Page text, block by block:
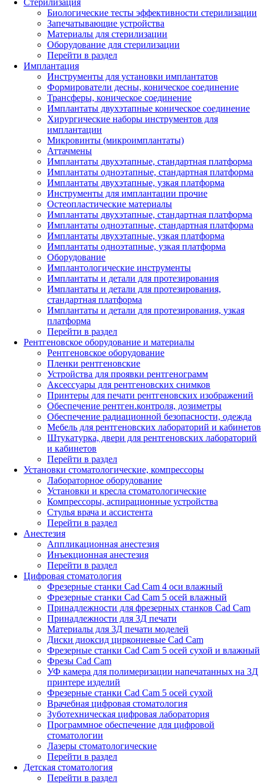
Стерилизация
Биологические тесты эффективности стерилизации
Запечатывающие устройства
Материалы для стерилизации
Оборудование для стерилизации
Перейти в раздел
Имплантация
Инструменты для установки имплантатов
Формирователи десны, коническое соединение
Трансферы, коническое соединение
Имплантаты двухэтапные коническое соединение
Хирургические наборы инструментов для
имплантации
Микровинты (микроимплантаты)
Аттачмены
Имплантаты двухэтапные, стандартная платформа
Имплантаты одноэтапные, стандартная платформа
Имплантаты двухэтапные, узкая платформа
Инструменты для имплантации прочие
Остеопластические материалы
Имплантаты двухэтапные, стандартная платформа
Имплантаты одноэтапные, стандартная платформа
Имплантаты двухэтапные, узкая платформа
Имплантаты одноэтапные, узкая платформа
Оборудование
Имплантологические инструменты
Имплантаты и детали для протезирования
Имплантаты и детали для протезирования,
стандартная платформа
Имплантаты и детали для протезирования, узкая
платформа
Перейти в раздел
Рентгеновское оборудование и материалы
Рентгеновское оборудование
Пленки рентгеновские
Устройства для проявки рентгенограмм
Аксессуары для рентгеновских снимков
Принтеры для печати рентгеновских изображений
Обеспечение рентген.контроля, дозиметры
Обеспечение радиационной безопасности, одежда
Мебель для рентгеновских лабораторий и кабинетов
Штукатурка, двери для рентгеновских лабораторий
и кабинетов
Перейти в раздел
Установки стоматологические, компрессоры
Лабораторное оборудование
Установки и кресла стоматологические
Компрессоры, аспирационные устройства
Стулья врача и ассистента
Перейти в раздел
Анестезия
Аппликационная анестезия
Инъекционная анестезия
Перейти в раздел
Цифровая стоматология
Фрезерные станки Cad Cam 4 оси влажный
Фрезерные станки Cad Cam 5 осей влажный
Принадлежности для фрезерных станков Cad Cam
Принадлежности для 3Д печати
Материалы для 3Д печати моделей
Диски диоксид циркониевые Cad Cam
Фрезерные станки Cad Cam 5 осей сухой и влажный
Фрезы Cad Cam
УФ камера для полимеризации напечатанных на 3Д
принтере изделий
Фрезерные станки Cad Cam 5 осей сухой
Врачебная цифровая стоматология
Зуботехническая цифровая лаборатория
Программное обеспечение для цифровой
стоматологии
Лазеры стоматологические
Перейти в раздел
Детская стоматология
Перейти в раздел